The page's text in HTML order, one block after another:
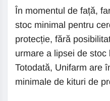
În momentul de față,
stoc minimal pentru
protecție, fără
urmare a lipsei de
Totodată, Unifarm are
minimale de kituri de